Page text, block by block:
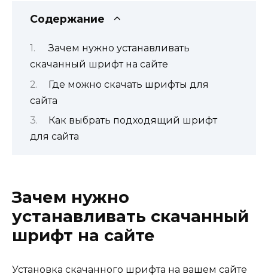
Содержание
Зачем нужно устанавливать
скачанный шрифт на сайте
Где можно скачать шрифты для
сайта
Как выбрать подходящий шрифт
для сайта
Зачем нужно
устанавливать скачанный
шрифт на сайте
Установка скачанного шрифта на вашем сайте